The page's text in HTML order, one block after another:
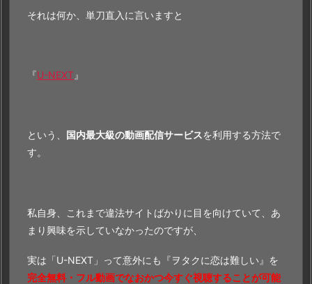
それは何か、単刀直入に言いますと
『U-NEXT』
という、 国内最大級の動画配信サービスを利用する方法で
す。
私自身、これまで違法サイトばかりに目を向けていて、あ
まり興味を示していなかったのですが、
実は「U-NEXT」って意外にも『ヲタクに恋は難しい』を
完全無料・フル動画でなおかつ今すぐ視聴することが可能